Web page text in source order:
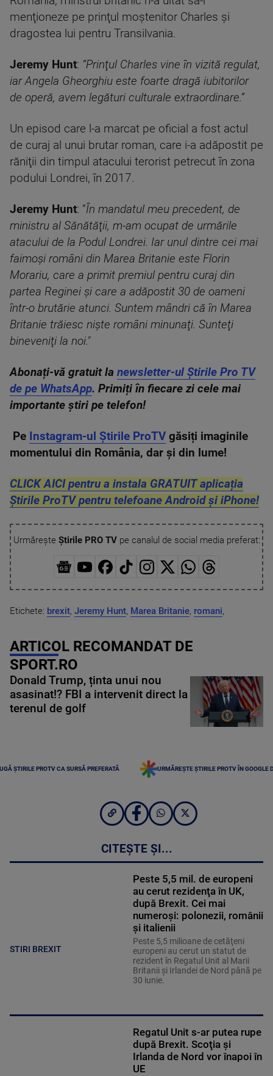
menţioneze pe prinţul moştenitor Charles şi
dragostea lui pentru Transilvania.
Jeremy Hunt: ”Prinţul Charles vine în vizită regulat,
iar Angela Gheorghiu este foarte dragă iubitorilor
de operă, avem legături culturale extraordinare.”
Un episod care l-a marcat pe oficial a fost actul
de curaj al unui brutar roman, care i-a adăpostit pe
răniţii din timpul atacului terorist petrecut în zona
podului Londrei, în 2017.
Jeremy Hunt: ”În mandatul meu precedent, de
ministru al Sănătăţii, m-am ocupat de urmările
atacului de la Podul Londrei. Iar unul dintre cei mai
faimoşi români din Marea Britanie este Florin
Morariu, care a primit premiul pentru curaj din
partea Reginei şi care a adăpostit 30 de oameni
într-o brutărie atunci. Suntem mândri că în Marea
Britanie trăiesc nişte români minunaţi. Sunteţi
bineveniţi la noi."
Abonați-vă gratuit la newsletter-ul Știrile Pro TV
de pe WhatsApp. Primiți în fiecare zi cele mai
importante știri pe telefon!
Pe Instagram-ul Știrile ProTV găsiți imaginile
momentului din România, dar și din lume!
CLICK AICI pentru a instala GRATUIT aplicația
Știrile ProTV pentru telefoane Android și iPhone!
Urmărește Știrile PRO TVpe canalul de social media preferat:
Etichete: brexit, Jeremy Hunt, Marea Britanie, romani,
ARTICOL RECOMANDAT DE
SPORT.RO
Donald Trump, ținta unui nou
asasinat!? FBI a intervenit direct la
terenul de golf
ȘTIRILE PROTV CA SURSĂ PREFERATĂ URMĂREȘTE ȘTIRILE PROTV ÎN GOOGLE
CITEȘTE ȘI...
STIRI BREXIT
Peste 5,5 mil. de europeni
au cerut rezidenţa în UK,
după Brexit. Cei mai
numeroşi: polonezii, românii
şi italienii
Peste 5,5 milioane de cetăţeni
europeni au cerut un statut de
rezident în Regatul Unit al Marii
Britanii şi Irlandei de Nord până pe
30 iunie.
Regatul Unit s-ar putea rupe
după Brexit. Scoţia şi
Irlanda de Nord vor înapoi în
UE